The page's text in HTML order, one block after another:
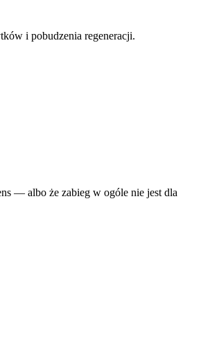
i pobudzenia regeneracji.
— albo że zabieg w ogóle nie jest dla